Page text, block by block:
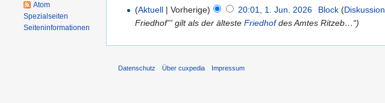
(Aktuell | Vorherige) 20:01, 1. Jun. 2026 Block (Diskussion
Friedhof''' gilt als der ältesteFriedhofdes Amtes Ritzeb…“)
Atom
Spezialseiten
Seiten­informationen
Datenschutz Über cuxpedia Impressum